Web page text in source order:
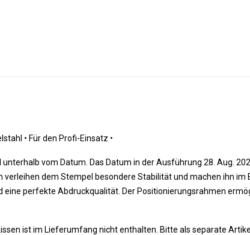
• Für den Profi-Einsatz •
vom Datum. Das Datum in der Ausführung 28. Aug.
dem Stempel besondere Stabilität und machen ihn im
perfekte Abdruckqualität. Der Positionierungsrahmen
ist im Lieferumfang nicht enthalten. Bitte als separate